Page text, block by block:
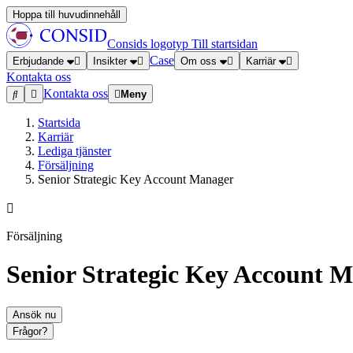
Hoppa till huvudinnehåll
Consids logotyp Till startsidan
Erbjudande Insikter Case Om oss Karriär
Kontakta oss
Kontakta oss
Meny
Startsida
Karriär
Lediga tjänster
Försäljning
Senior Strategic Key Account Manager
Försäljning
Senior Strategic Key Account
Ansök nu
Frågor?